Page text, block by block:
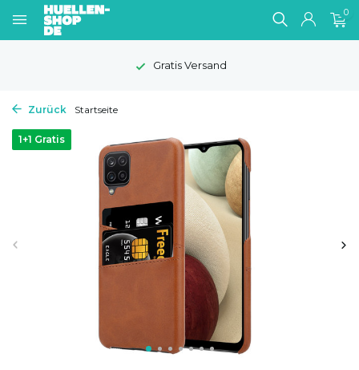
0
Gratis Versand
Zurück Startseite
1+1 Gratis